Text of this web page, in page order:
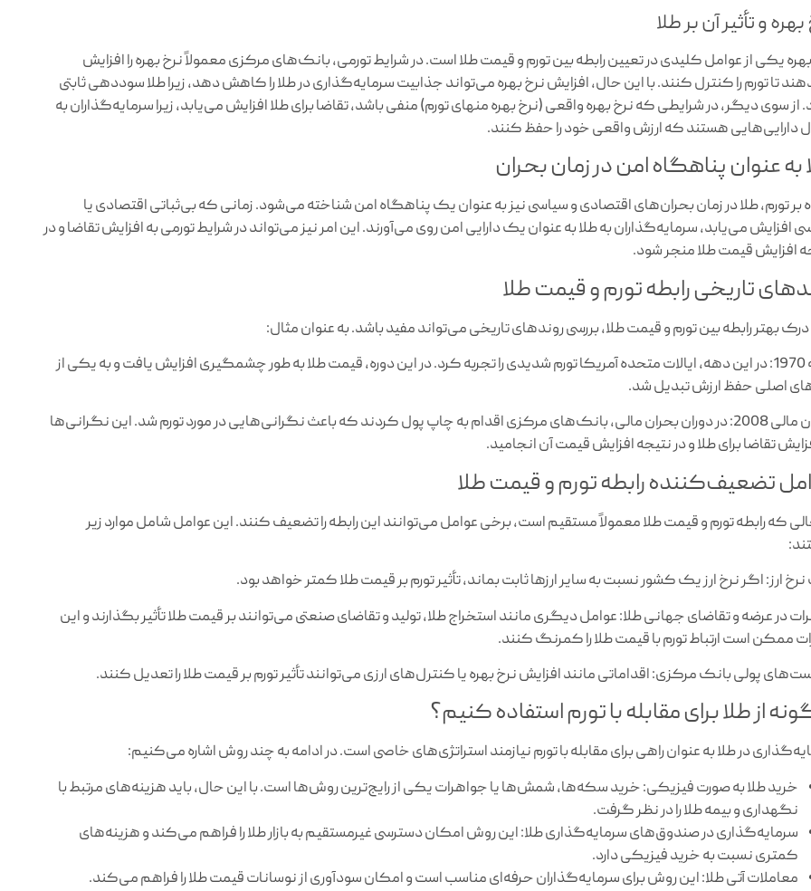
و تأثیر آن بر طلا
یکی از عوامل کلیدی در تعیین رابطه بین تورم و قیمت طلا است. در شرایط تورمی، بانک‌های مرکزی معمولاً نرخ بهره را افزایش
تا تورم را کنترل کنند. با این حال، افزایش نرخ بهره می‌تواند جذابیت سرمایه‌گذاری در طلا را کاهش دهد، زیرا طلا سوددهی ثابتی
از سوی دیگر، در شرایطی که نرخ بهره واقعی (نرخ بهره منهای تورم) منفی باشد، تقاضا برای طلا افزایش می‌یابد، زیرا سرمایه‌گذاران به
دارایی‌هایی هستند که ارزش واقعی خود را حفظ کنند.
به عنوان پناهگاه امن در زمان بحران
بر تورم، طلا در زمان بحران‌های اقتصادی و سیاسی نیز به عنوان یک پناهگاه امن شناخته می‌شود. زمانی که بی‌ثباتی اقتصادی یا
افزایش می‌یابد، سرمایه‌گذاران به طلا به عنوان یک دارایی امن روی می‌آورند. این امر نیز می‌تواند در شرایط تورمی به افزایش تقاضا و در
افزایش قیمت طلا منجر شود.
تاریخی رابطه تورم و قیمت طلا
درک بهتر رابطه بین تورم و قیمت طلا، بررسی روندهای تاریخی می‌تواند مفید باشد. به عنوان مثال:
دهه 1970: در این دهه، ایالات متحده آمریکا تورم شدیدی را تجربه کرد. در این دوره، قیمت طلا به طور چشمگیری افزایش یافت و به یکی از
اصلی حفظ ارزش تبدیل شد.
بحران مالی 2008: در دوران بحران مالی، بانک‌های مرکزی اقدام به چاپ پول کردند که باعث نگرانی‌هایی در مورد تورم شد. این نگرانی‌ها
تقاضا برای طلا و در نتیجه افزایش قیمت آن انجامید.
تضعیف‌کننده رابطه تورم و قیمت طلا
که رابطه تورم و قیمت طلا معمولاً مستقیم است، برخی عوامل می‌توانند این رابطه را تضعیف کنند. این عوامل شامل موارد زیر
نرخ ارز: اگر نرخ ارز یک کشور نسبت به سایر ارزها ثابت بماند، تأثیر تورم بر قیمت طلا کمتر خواهد بود.
در عرضه و تقاضای جهانی طلا: عوامل دیگری مانند استخراج طلا، تولید و تقاضای صنعتی می‌توانند بر قیمت طلا تأثیر بگذارند و این
ممکن است ارتباط تورم با قیمت طلا را کمرنگ کنند.
پولی بانک مرکزی: اقداماتی مانند افزایش نرخ بهره یا کنترل‌های ارزی می‌توانند تأثیر تورم بر قیمت طلا را تعدیل کنند.
از طلا برای مقابله با تورم استفاده کنیم؟
در طلا به عنوان راهی برای مقابله با تورم نیازمند استراتژی‌های خاصی است. در ادامه به چند روش اشاره می‌کنیم:
خرید طلا به صورت فیزیکی: خرید سکه‌ها، شمش‌ها یا جواهرات یکی از رایج‌ترین روش‌ها است. با این حال، باید هزینه‌های مرتبط با
نگهداری و بیمه طلا را در نظر گرفت.
سرمایه‌گذاری در صندوق‌های سرمایه‌گذاری طلا: این روش امکان دسترسی غیرمستقیم به بازار طلا را فراهم می‌کند و هزینه‌های
کمتری نسبت به خرید فیزیکی دارد.
معاملات آتی طلا: این روش برای سرمایه‌گذاران حرفه‌ای مناسب است و امکان سودآوری از نوسانات قیمت طلا را فراهم می‌کند.